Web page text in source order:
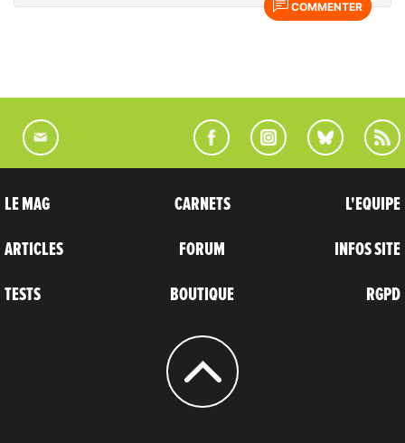
COMMENTER
LE MAG
ARTICLES
TESTS
CARNETS
FORUM
BOUTIQUE
L'EQUIPE
INFOS SITE
RGPD